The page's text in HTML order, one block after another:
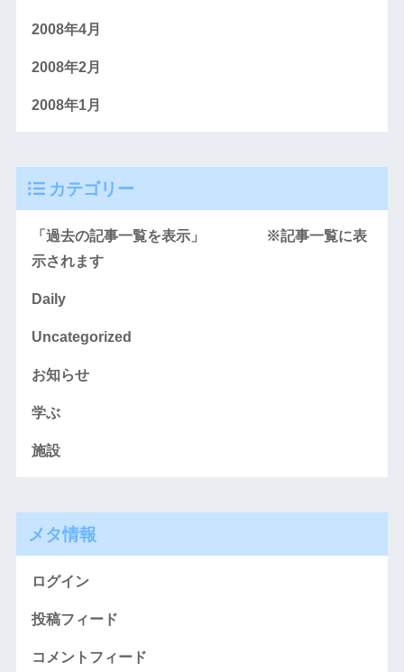
2008年4月
2008年2月
2008年1月
カテゴリー
「過去の記事一覧を表示」 ※記事一覧に表
示されます
Daily
Uncategorized
お知らせ
学ぶ
施設
メタ情報
ログイン
投稿フィード
コメントフィード